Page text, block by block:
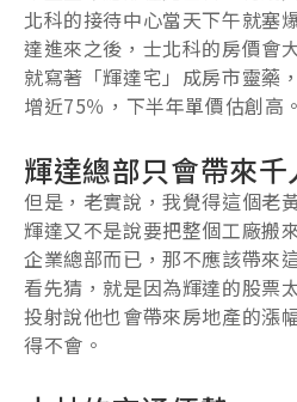
北科的接待中心當天下午就塞
達進來之後，士北科的房價會
就寫著「輝達宅」成房市靈藥
增近75％，下半年單價估創高。
輝達總部只會帶來
但是，老實說，我覺得這個老
輝達又不是說要把整個工廠搬
企業總部而已，那不應該帶來
看先猜，就是因為輝達的股票
投射說他也會帶來房地產的漲
得不會。